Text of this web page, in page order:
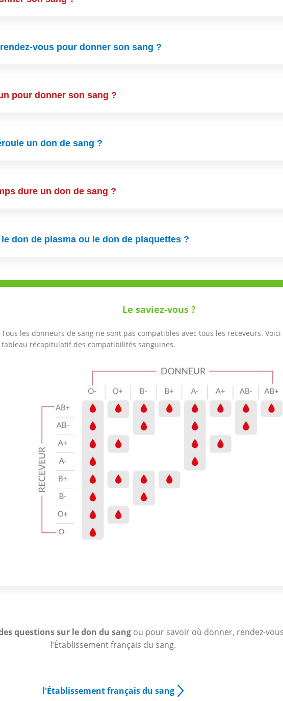
vous pour donner son sang ?
pour donner son sang ?
un don de sang ?
dure un don de sang ?
le don de plasma ou le don de plaquettes ?
Le saviez-vous ?
Tous les donneurs de sang ne sont pas compatibles avec tous les receveurs. Voici
tableau récapitulatif des compatibilités sanguines.
questions sur le don du sangou pour savoir où donner, rendez-
l’Établissement français du sang.
l'Établissement français du sang